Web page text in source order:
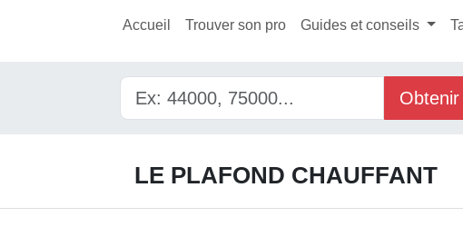
Accueil Trouver son pro Guides et conseils
LE PLAFOND CHAUFFANT